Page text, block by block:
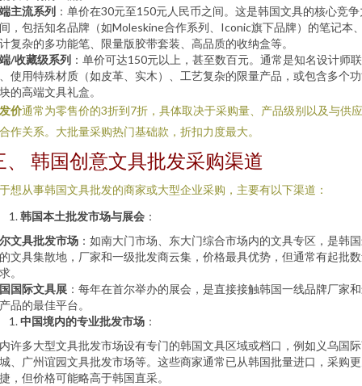
主流系列 ：单价在30元至150元人民币之间。这是韩国文具的核心竞争
，包括知名品牌（如Moleskine合作系列、Iconic旗下品牌）的笔记本
复杂的多功能笔、限量版胶带套装、高品质的收纳盒等。
/收藏级系列 ：单价可达150元以上，甚至数百元。通常是知名设计师
使用特殊材质（如皮革、实木）、工艺复杂的限量产品，或包含多个
的高端文具礼盒。
价通常为零售价的3折到7折，具体取决于采购量、产品级别以及与供
作关系。大批量采购热门基础款，折扣力度最大。
、 韩国创意文具批发采购渠道
想从事韩国文具批发的商家或大型企业采购，主要有以下渠道：
韩国本土批发市场与展会 ：
文具批发市场 ：如南大门市场、东大门综合市场内的文具专区，是韩
文具集散地，厂家和一级批发商云集，价格最具优势，但通常有起批
。
国际文具展 ：每年在首尔举办的展会，是直接接触韩国一线品牌厂家
品的最佳平台。
中国境内的专业批发市场 ：
许多大型文具批发市场设有专门的韩国文具区域或档口，例如义乌国
、广州谊园文具批发市场等。这些商家通常已从韩国批量进口，采购
，但价格可能略高于韩国直采。